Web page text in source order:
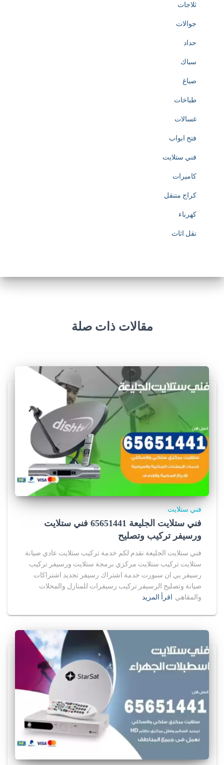
ثلاجات
جوالات
حداد
سباك
صباغ
طباخات
غسالات
فتح ابواب
فني ستلايت
كاميرات
كراج متنقل
كهرباء
نقل اثاث
مقالات ذات صلة
فني ستلايت
فني ستلايت الجليعة 65651441 فني ستلايت
ورسيفر تركيب وتصليح
فني ستلايت الجليعة نقدم لكم خدمة تركيب ستلايت عادي صيانة
ستلايت تركيب ستلايت مركزي برمجة ستلايت ورسيفر تركيب
رسيفر بي ان سبورت خدمة اشتراك رسيفر تجديد اشتراكات
صيانة وتصليح الرسيفر تركيب رسيفرات للمنازل والمحلات
والمقاهي اقرأ المزيد